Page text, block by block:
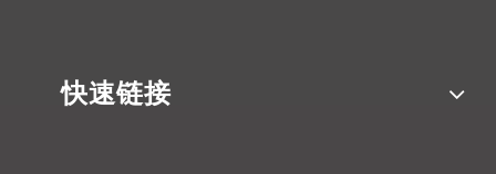
快速链接